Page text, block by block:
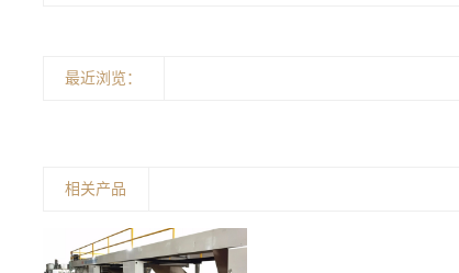
最近浏览：
相关产品